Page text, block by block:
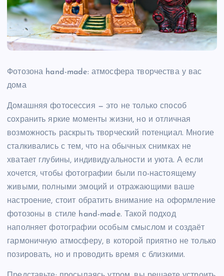
Фотозона hand-made: атмосфера творчества у вас
дома
Домашняя фотосессия — это не только способ
сохранить яркие моменты жизни, но и отличная
возможность раскрыть творческий потенциал. Многие
сталкивались с тем, что на обычных снимках не
хватает глубины, индивидуальности и уюта. А если
хочется, чтобы фотографии были по-настоящему
живыми, полными эмоций и отражающими ваше
настроение, стоит обратить внимание на оформление
фотозоны в стиле hand-made. Такой подход
наполняет фотографии особым смыслом и создаёт
гармоничную атмосферу, в которой приятно не только
позировать, но и проводить время с близкими.